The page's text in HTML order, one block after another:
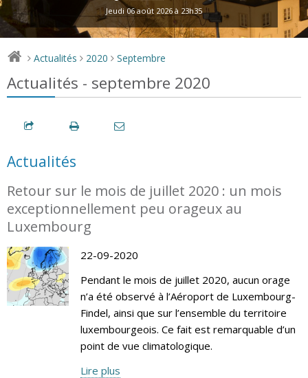
Jeudi 06 août 2026 à 23h35
> Actualités > 2020 > Septembre
Actualités - septembre 2020
Actualités
Retour sur le mois de juillet 2020 : un mois
exceptionnellement peu orageux au
Luxembourg
22-09-2020
Pendant le mois de juillet 2020, aucun orage
n’a été observé à l’Aéroport de Luxembourg-
Findel, ainsi que sur l’ensemble du territoire
luxembourgeois. Ce fait est remarquable d’un
point de vue climatologique.
Lire plus